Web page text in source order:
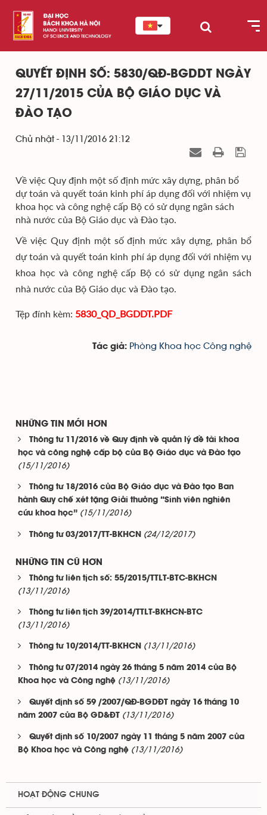
QUYẾT ĐỊNH SỐ: 5830/QĐ-BGDDT NGÀY
27/11/2015 CỦA BỘ GIÁO DỤC VÀ
ĐÀO TẠO
Chủ nhật - 13/11/2016 21:12
Về việc Quy định một số định mức xây dựng, phân bổ
dự toán và quyết toán kinh phí áp dụng đối với nhiệm vụ
khoa học và công nghệ cấp Bộ có sử dụng ngân sách
nhà nước của Bộ Giáo dục và Đào tạo.
Về việc Quy định một số định mức xây dựng, phân bổ
dự toán và quyết toán kinh phí áp dụng đối với nhiệm vụ
khoa học và công nghệ cấp Bộ có sử dụng ngân sách
nhà nước của Bộ Giáo dục và Đào tạo.
Tệp đính kèm: 5830_QD_BGDDT.PDF
Tác giả: Phòng Khoa học Công nghệ
NHỮNG TIN MỚI HƠN
Thông tư 11/2016 về Quy định về quản lý đề tài khoa
học và công nghệ cấp bộ của Bộ Giáo dục và Đào tạo
(15/11/2016)
Thông tư 18/2016 của Bộ Giáo dục và Đào tạo Ban
hành Quy chế xét tặng Giải thưởng “Sinh viên nghiên
cứu khoa học” (15/11/2016)
Thông tư 03/2017/TT-BKHCN (24/12/2017)
NHỮNG TIN CŨ HƠN
Thông tư liên tịch số: 55/2015/TTLT-BTC-BKHCN
(13/11/2016)
Thông tư liên tịch 39/2014/TTLT-BKHCN-BTC
(13/11/2016)
Thông tư 10/2014/TT-BKHCN (13/11/2016)
Thông tư 07/2014 ngày 26 tháng 5 năm 2014 của Bộ
Khoa học và Công nghệ (13/11/2016)
Quyết định số 59 /2007/QĐ-BGDĐT ngày 16 tháng 10
năm 2007 của Bộ GD&ĐT (13/11/2016)
Quyết định số 10/2007 ngày 11 tháng 5 năm 2007 của
Bộ Khoa học và Công nghệ (13/11/2016)
HOẠT ĐỘNG CHUNG